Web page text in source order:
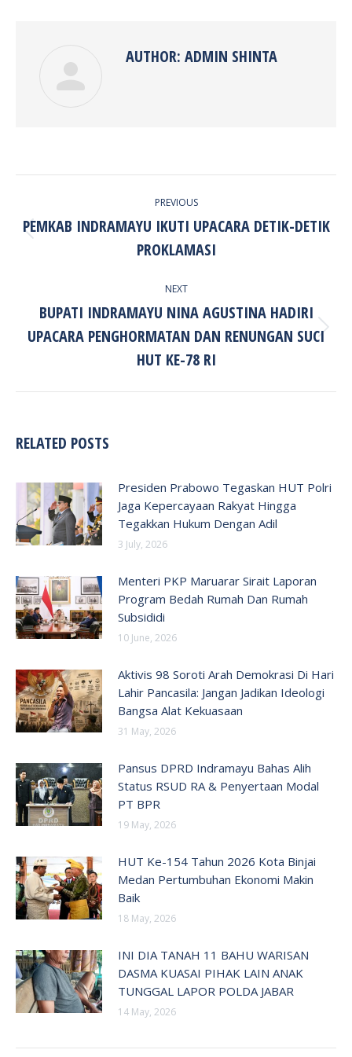
AUTHOR: ADMIN SHINTA
PREVIOUS
Previous
post:
PEMKAB INDRAMAYU IKUTI UPACARA DETIK-DETIK
PROKLAMASI
NEXT
Next
post:
BUPATI INDRAMAYU NINA AGUSTINA HADIRI
UPACARA PENGHORMATAN DAN RENUNGAN SUCI
HUT KE-78 RI
RELATED POSTS
Presiden Prabowo Tegaskan HUT Polri
Jaga Kepercayaan Rakyat Hingga
Tegakkan Hukum Dengan Adil
3 July, 2026
Menteri PKP Maruarar Sirait Laporan
Program Bedah Rumah Dan Rumah
Subsididi
10 June, 2026
Aktivis 98 Soroti Arah Demokrasi Di Hari
Lahir Pancasila: Jangan Jadikan Ideologi
Bangsa Alat Kekuasaan
31 May, 2026
Pansus DPRD Indramayu Bahas Alih
Status RSUD RA & Penyertaan Modal
PT BPR
19 May, 2026
HUT Ke-154 Tahun 2026 Kota Binjai
Medan Pertumbuhan Ekonomi Makin
Baik
18 May, 2026
INI DIA TANAH 11 BAHU WARISAN
DASMA KUASAI PIHAK LAIN ANAK
TUNGGAL LAPOR POLDA JABAR
14 May, 2026